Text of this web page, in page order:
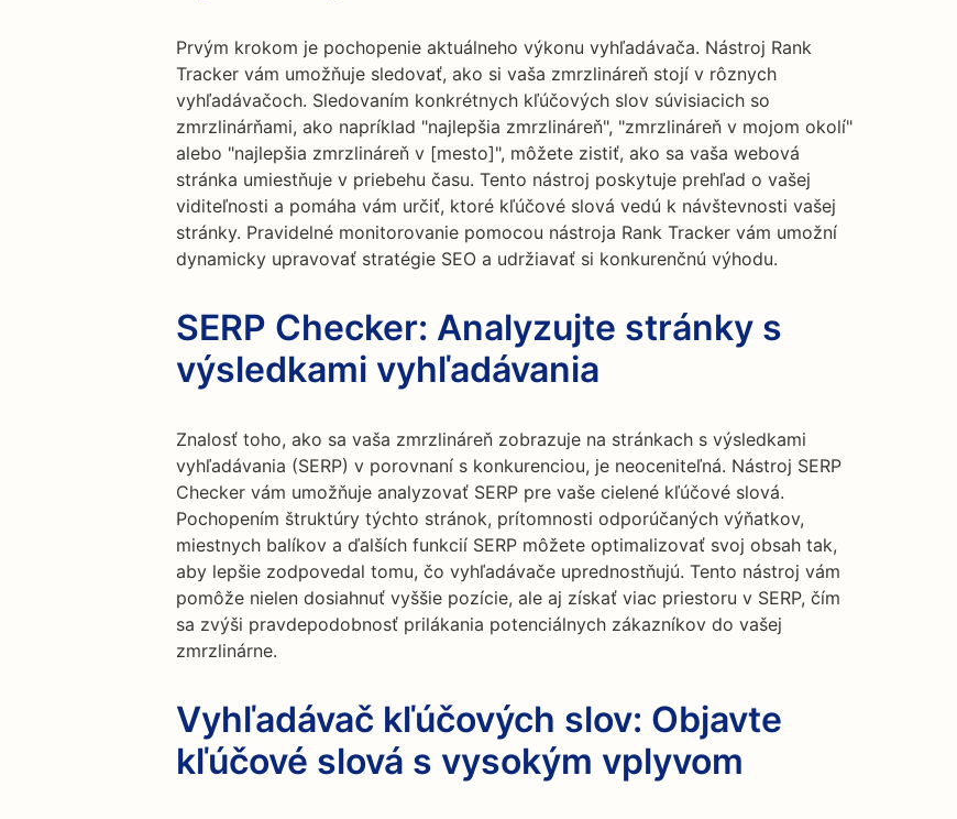
Prvým krokom je pochopenie aktuálneho výkonu vyhľadávača. Nástroj Rank
Tracker vám umožňuje sledovať, ako si vaša zmrzlináreň stojí v rôznych
vyhľadávačoch. Sledovaním konkrétnych kľúčových slov súvisiacich so
zmrzlinárňami, ako napríklad "najlepšia zmrzlináreň", "zmrzlináreň v mojom okolí"
alebo "najlepšia zmrzlináreň v [mesto]", môžete zistiť, ako sa vaša webová
stránka umiestňuje v priebehu času. Tento nástroj poskytuje prehľad o vašej
viditeľnosti a pomáha vám určiť, ktoré kľúčové slová vedú k návštevnosti vašej
stránky. Pravidelné monitorovanie pomocou nástroja Rank Tracker vám umožní
dynamicky upravovať stratégie SEO a udržiavať si konkurenčnú výhodu.
SERP Checker: Analyzujte stránky s
výsledkami vyhľadávania
Znalosť toho, ako sa vaša zmrzlináreň zobrazuje na stránkach s výsledkami
vyhľadávania (SERP) v porovnaní s konkurenciou, je neoceniteľná. Nástroj SERP
Checker vám umožňuje analyzovať SERP pre vaše cielené kľúčové slová.
Pochopením štruktúry týchto stránok, prítomnosti odporúčaných výňatkov,
miestnych balíkov a ďalších funkcií SERP môžete optimalizovať svoj obsah tak,
aby lepšie zodpovedal tomu, čo vyhľadávače uprednostňujú. Tento nástroj vám
pomôže nielen dosiahnuť vyššie pozície, ale aj získať viac priestoru v SERP, čím
sa zvýši pravdepodobnosť prilákania potenciálnych zákazníkov do vašej
zmrzlinárne.
Vyhľadávač kľúčových slov: Objavte
kľúčové slová s vysokým vplyvom